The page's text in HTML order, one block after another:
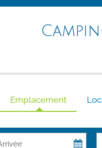
Emplacement